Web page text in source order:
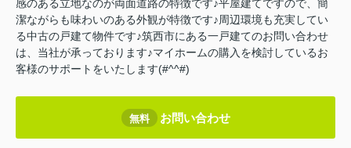
感のある立地なのが両面道路の特徴です♪平屋建てですので、簡
潔ながらも味わいのある外観が特徴です♪周辺環境も充実してい
る中古の戸建て物件です♪筑西市にある一戸建てのお問い合わせ
は、当社が承っております♪マイホームの購入を検討しているお
客様のサポートをいたします(#^^#)
無料 お問い合わせ